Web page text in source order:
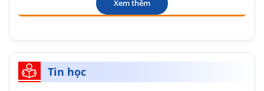
Xem thêm
Tin học